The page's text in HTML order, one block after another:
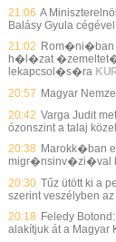
21:06 A
Balásy Gyula cégével
21:02 Rom�ni�ban
h�l�zat
lekapcsol�s�ra
20:57 Magyar
20:42 Varga Judit
ózonszint a talaj
20:38 Marokk�ban
migr�nsinv�zi�val
20:30 Tűz ütött ki a
szerint veszélyben
20:18 Feledy
alakítjuk át a Magyar